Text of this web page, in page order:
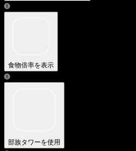
食物倍率を表示
部族タワーを使用